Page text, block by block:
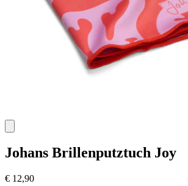
Johans Brillenputztuch Joy
€ 12,90